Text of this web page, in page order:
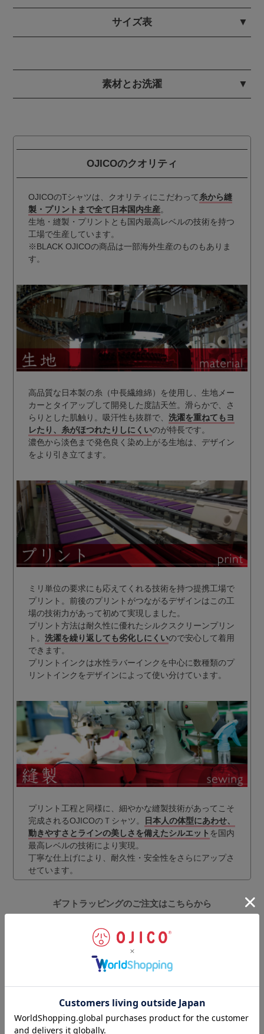
サイズ表
素材とお洗濯
OJICOのクオリティ
OJICOのTシャツは、クオリティにこだわって糸から縫
製・プリントまで全て日本国内生産。
生地・縫製・プリントとも国内最高レベルの技術を持つ
工場で生産しています。
※BLACK OJICOの商品は一部海外生産のものもありま
す。
高品質な日本製の糸（中長繊維綿）を使用し、生地メー
カーとタイアップして開発した度詰天竺。滑らかで、さ
らりとした肌触り。吸汗性も抜群で、 洗濯を重ねてもヨ
レたり、糸がほつれたりしにくいのが特長です。
濃色から淡色まで発色良く染め上がる生地は、デザイン
をより引き立てます。
ミリ単位の要求にも応えてくれる技術を持つ提携工場で
プリント。前後のプリントがつながるデザインはこの工
場の技術力があって初めて実現しました。
プリント方法は耐久性に優れたシルクスクリーンプリン
ト。 洗濯を繰り返しても劣化しにくいので安心して着用
できます。
プリントインクは水性ラバーインクを中心に数種類のプ
リントインクをデザインによって使い分けています。
プリント工程と同様に、細やかな縫製技術があってこそ
完成されるOJICOのＴシャツ。
日本人の体型にあわせ、
動きやすさとラインの美しさを備えたシルエット を国内
最高レベルの技術により実現。
丁寧な仕上げにより、耐久性・安全性をさらにアップさ
せています。
ギフトラッピングのご注文はこちらから